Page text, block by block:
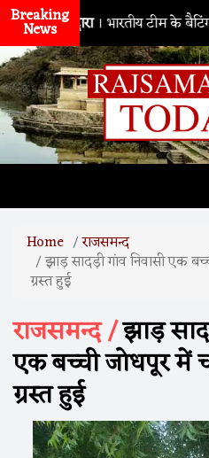
Breaking
News
। भारतीय टीम के बैटिंग कोच
Home राजसमन्द
झाड़ सादड़ी गांव निवासी एक
ग्रस्त हुई
राजसमन्द /झाड़
एक बच्ची जोधपूर में
ग्रस्त हुई